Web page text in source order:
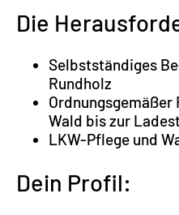
Die
Selbstständiges
Rundholz
Wald bis zur
LKW-Pflege und
Dein Profil: